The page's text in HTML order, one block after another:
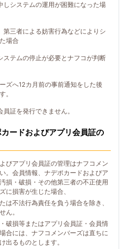
しシステムの運用が困難になった場
第三者による妨害行為などによりシ
場合
ステムの停止が必要とナフコが判断
ズへ12カ月前の事前通知をした後
。
証を発行できません。
ードおよびアプリ会員証の
びアプリ会員証の管理はナフコメン
。会員情報、ナデポカードおよびア
損・破損・その他第三者の不正使用
に損害が生じた場合、
は不法行為責任を負う場合を除き、
ん。
破損等またはアプリ会員証・会員情
合には、ナフコメンバーズは直ちに
出るものとします。